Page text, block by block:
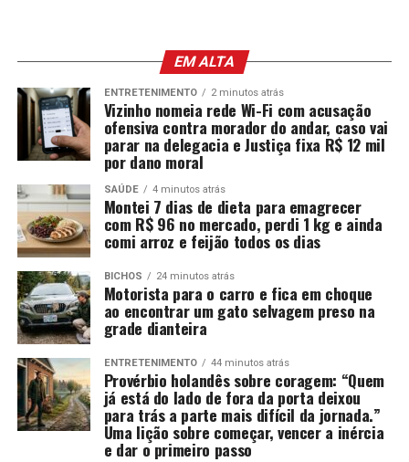
EM ALTA
ENTRETENIMENTO 2 minutos atrás
Vizinho nomeia rede Wi-Fi com acusação
ofensiva contra morador do andar, caso vai
parar na delegacia e Justiça fixa R$ 12 mil
por dano moral
SAÚDE 4 minutos atrás
Montei 7 dias de dieta para emagrecer
com R$ 96 no mercado, perdi 1 kg e ainda
comi arroz e feijão todos os dias
BICHOS 24 minutos atrás
Motorista para o carro e fica em choque
ao encontrar um gato selvagem preso na
grade dianteira
ENTRETENIMENTO 44 minutos atrás
Provérbio holandês sobre coragem: “Quem
já está do lado de fora da porta deixou
para trás a parte mais difícil da jornada.”
Uma lição sobre começar, vencer a inércia
e dar o primeiro passo